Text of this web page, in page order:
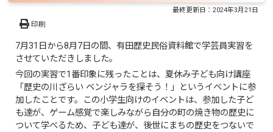
最終更新日：2024年3月21日
印刷
7月31日から8月7日の間、有田歴史民俗資料館で学芸員実習を
させていただきしました。
今回の実習で1番印象に残ったことは、夏休み子ども向け講座
「歴史の川ざらい ベンジャラを探そう！」というイベントに参
加したことです。この小学生向けのイベントは、参加した子ど
も達が、ゲーム感覚で楽しみながら自分の町の焼き物の歴史に
ついて学べるため、子ども達が、後世にまちの歴史をつないで